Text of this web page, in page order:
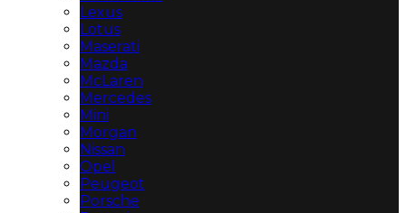
Lexus
Lotus
Maserati
Mazda
McLaren
Mercedes
Mini
Morgan
Nissan
Opel
Peugeot
Porsche